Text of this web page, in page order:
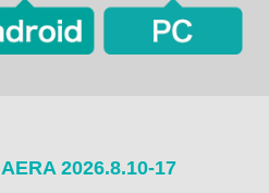
AERA 2026.8.10-17